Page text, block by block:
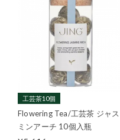
工芸茶10個
Flowering Tea/工芸茶 ジャス
ミンアーチ 10個入瓶